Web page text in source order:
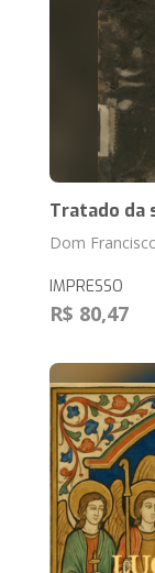
Tratado da
Dom
IMPRESSO
R$ 80,47